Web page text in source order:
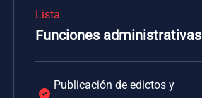
Lista
Funciones administrativas
Publicación de edictos y